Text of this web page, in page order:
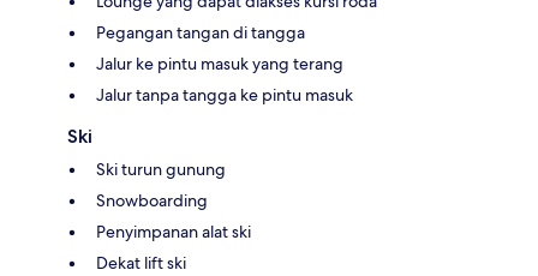
Pegangan tangan di tangga
Jalur ke pintu masuk yang terang
Jalur tanpa tangga ke pintu masuk
Ski
Ski turun gunung
Snowboarding
Penyimpanan alat ski
Dekat lift ski